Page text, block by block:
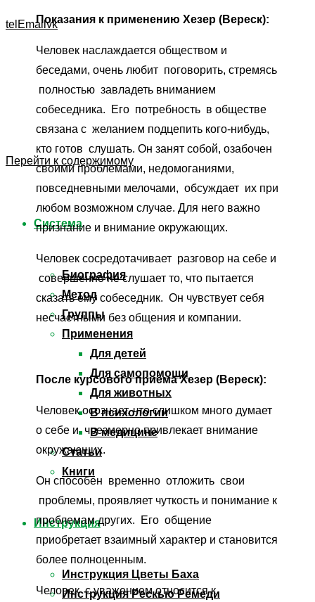
tel Emailvk
Перейти к содержимому
Система
Биография
Метод
Группы
Применения
Для детей
Для самопомощи
Для животных
В психологии
В медицине
Статьи
Книги
Инструкция
Инструкция Цветы Баха
Инструкция Рескью Ремеди
Показания к применению Хезер (Вереск):
Человек наслаждается обществом и
беседами, очень любит поговорить, стремясь
полностью завладеть вниманием
собеседника. Его потребность в обществе
связана с желанием подцепить кого-нибудь,
кто готов слушать. Он занят собой, озабочен
своими проблемами, недомоганиями,
повседневными мелочами, обсуждает их при
любом возможном случае. Для него важно
признание и внимание окружающих.
Человек сосредотачивает разговор на себе и
совершенно не слушает то, что пытается
сказать ему собеседник. Он чувствует себя
несчастными без общения и компании.
После курсового приёма Хезер (Вереск):
Человек осознает, что слишком много думает
о себе и чрезмерно привлекает внимание
окружающих.
Он способен временно отложить свои
проблемы, проявляет чуткость и понимание к
проблемам других. Его общение
приобретает взаимный характер и становится
более полноценным.
Человек с уважением относится к